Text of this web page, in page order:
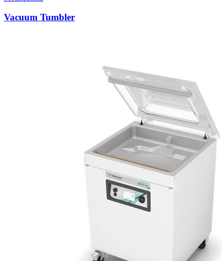
Vacuum Tumbler